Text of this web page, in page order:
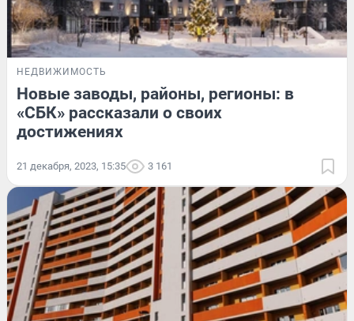
НЕДВИЖИМОСТЬ
Новые заводы, районы, регионы: в
«СБК» рассказали о своих
достижениях
21 декабря, 2023, 15:35 3 161